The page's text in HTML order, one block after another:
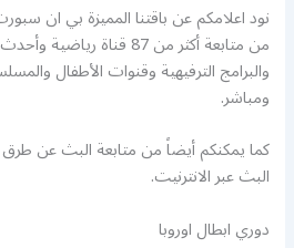
نود اعلامكم عن باقتنا المميزة بي ان
من متابعة أكثر من 87 قناة
والبرامج الترفيهية وقنوات الأطفال
ومباشر.
كما يمكنكم أيضاً من متابعة البث عن
البث عبر الانترنيت.
دوري ابطال اوروبا